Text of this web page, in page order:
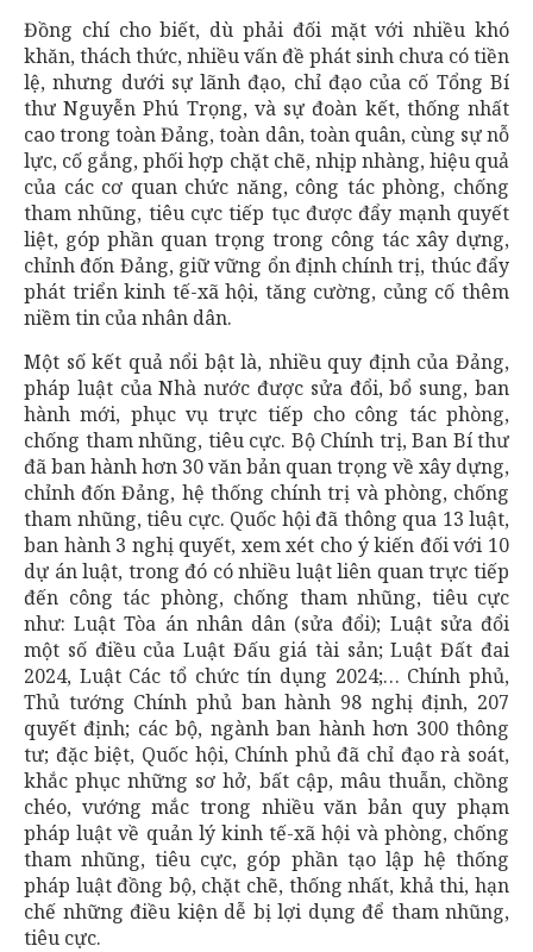
Đồng chí cho biết, dù phải đối mặt với nhiều khó
khăn, thách thức, nhiều vấn đề phát sinh chưa có tiền
lệ, nhưng dưới sự lãnh đạo, chỉ đạo của cố Tổng Bí
thư Nguyễn Phú Trọng, và sự đoàn kết, thống nhất
cao trong toàn Đảng, toàn dân, toàn quân, cùng sự nỗ
lực, cố gắng, phối hợp chặt chẽ, nhịp nhàng, hiệu quả
của các cơ quan chức năng, công tác phòng, chống
tham nhũng, tiêu cực tiếp tục được đẩy mạnh quyết
liệt, góp phần quan trọng trong công tác xây dựng,
chỉnh đốn Đảng, giữ vững ổn định chính trị, thúc đẩy
phát triển kinh tế-xã hội, tăng cường, củng cố thêm
niềm tin của nhân dân.
Một số kết quả nổi bật là, nhiều quy định của Đảng,
pháp luật của Nhà nước được sửa đổi, bổ sung, ban
hành mới, phục vụ trực tiếp cho công tác phòng,
chống tham nhũng, tiêu cực. Bộ Chính trị, Ban Bí thư
đã ban hành hơn 30 văn bản quan trọng về xây dựng,
chỉnh đốn Đảng, hệ thống chính trị và phòng, chống
tham nhũng, tiêu cực. Quốc hội đã thông qua 13 luật,
ban hành 3 nghị quyết, xem xét cho ý kiến đối với 10
dự án luật, trong đó có nhiều luật liên quan trực tiếp
đến công tác phòng, chống tham nhũng, tiêu cực
như: Luật Tòa án nhân dân (sửa đổi); Luật sửa đổi
một số điều của Luật Đấu giá tài sản; Luật Đất đai
2024, Luật Các tổ chức tín dụng 2024;… Chính phủ,
Thủ tướng Chính phủ ban hành 98 nghị định, 207
quyết định; các bộ, ngành ban hành hơn 300 thông
tư; đặc biệt, Quốc hội, Chính phủ đã chỉ đạo rà soát,
khắc phục những sơ hở, bất cập, mâu thuẫn, chồng
chéo, vướng mắc trong nhiều văn bản quy phạm
pháp luật về quản lý kinh tế-xã hội và phòng, chống
tham nhũng, tiêu cực, góp phần tạo lập hệ thống
pháp luật đồng bộ, chặt chẽ, thống nhất, khả thi, hạn
chế những điều kiện dễ bị lợi dụng để tham nhũng,
tiêu cực.